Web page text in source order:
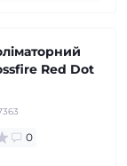
Red Dot
0